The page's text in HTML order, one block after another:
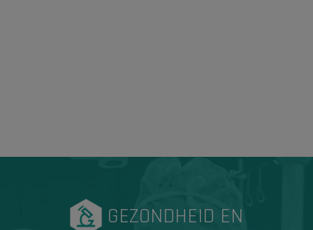
GEZONDHEID EN